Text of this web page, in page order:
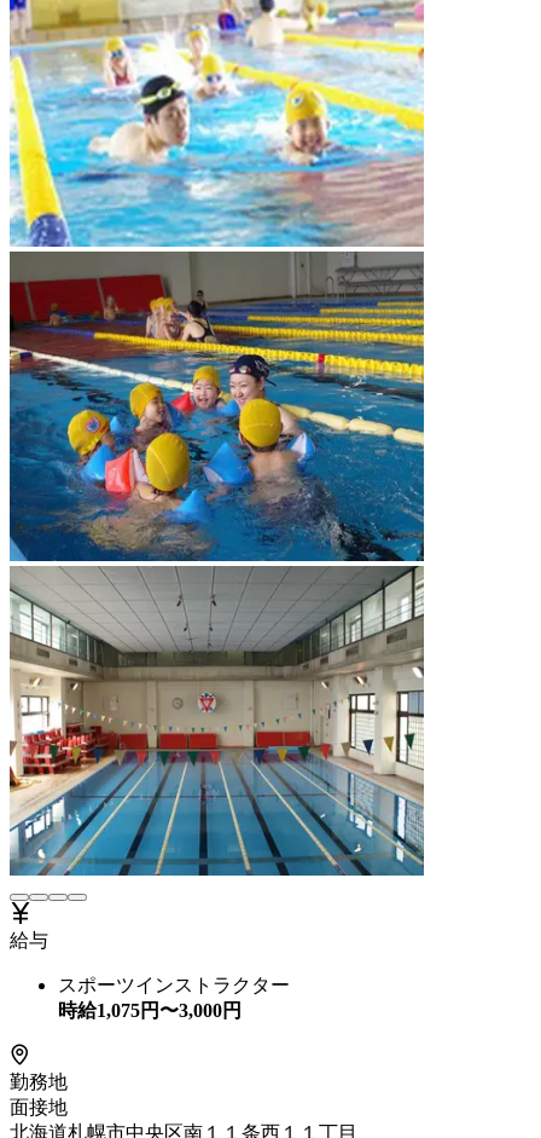
給与
スポーツインストラクター
時給1,075円〜3,000円
勤務地
面接地
北海道札幌市中央区南１１条西１１丁目